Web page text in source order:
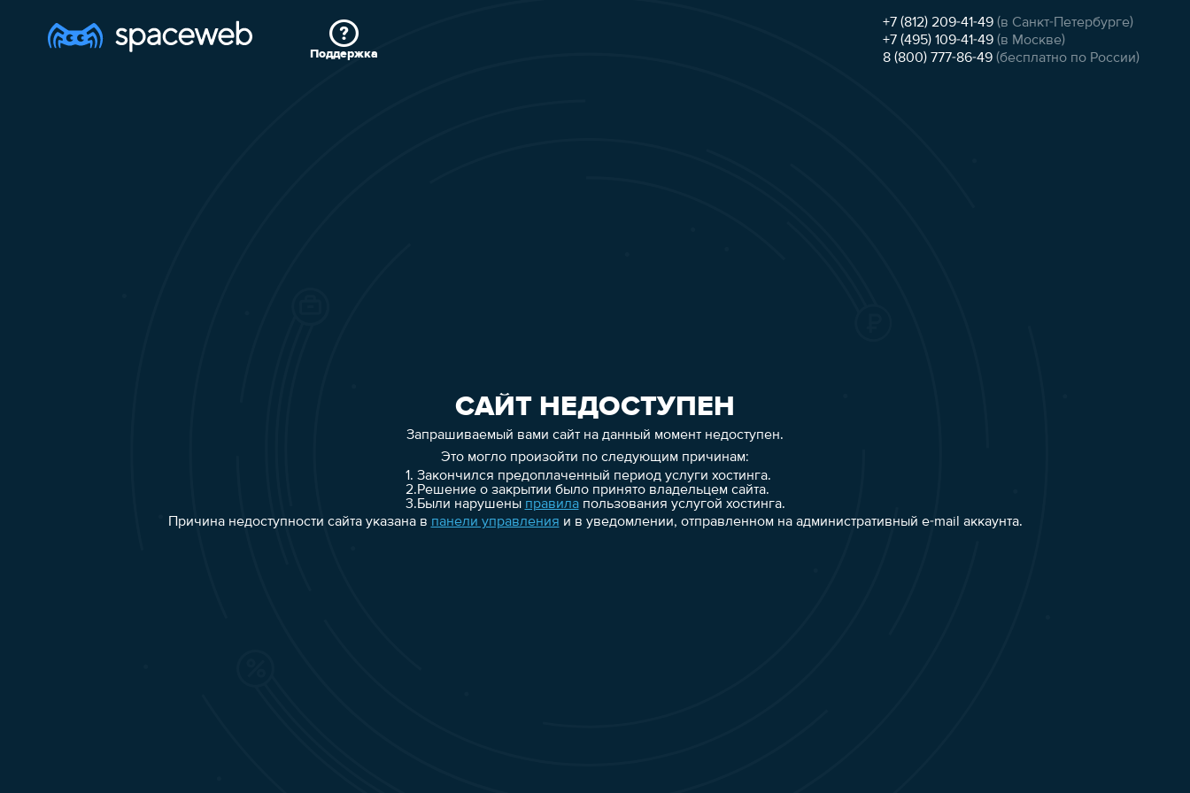
Поддержка
+7 (812) 209-41-49 (в Санкт-Петербурге)
+7 (495) 109-41-49 (в Москве)
8 (800) 777-86-49 (бесплатно по России)
САЙТ НЕДОСТУПЕН
Запрашиваемый вами сайт на данный момент недоступен.
Это могло произойти по следующим причинам:
1. Закончился предоплаченный период услуги хостинга.
2.Решение о закрытии было принято владельцем сайта.
3.Были нарушены правилапользования услугой хостинга.
Причина недоступности сайта указана в панели управления и в уведомлении, отправленном на административный e-mail аккаунта.